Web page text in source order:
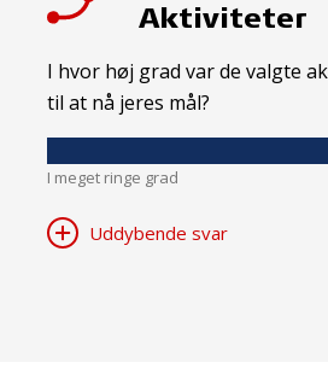
Aktiviteter
I hvor høj grad var de valgte
til at nå jeres mål?
I meget ringe grad
Uddybende svar